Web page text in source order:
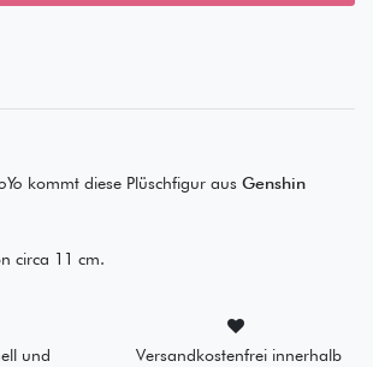
kommt diese Plüschfigur aus Genshin
circa 11 cm.
und
Versandkostenfrei innerhalb